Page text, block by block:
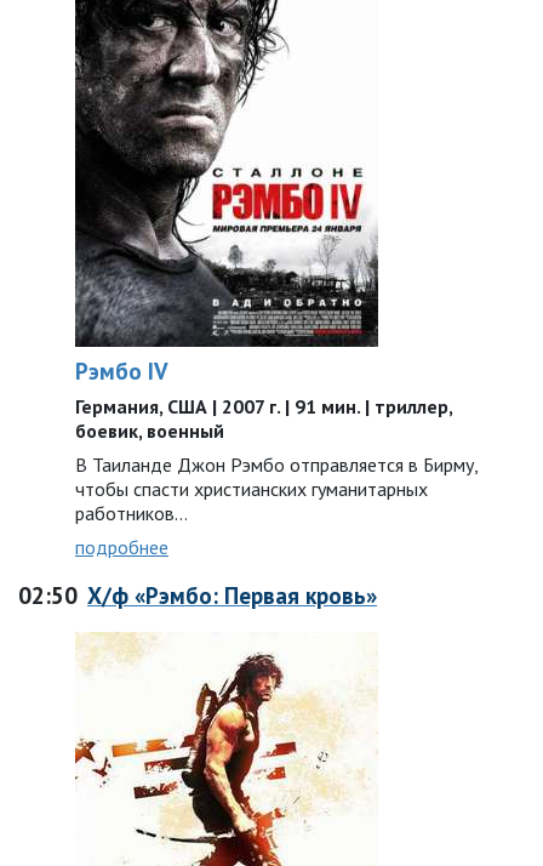
Рэмбо IV
Германия, США | 2007 г. | 91 мин. | триллер,
боевик, военный
В Таиланде Джон Рэмбо отправляется в Бирму,
чтобы спасти христианских гуманитарных
работников…
подробнее
02:50 Х/ф «Рэмбо: Первая кровь»